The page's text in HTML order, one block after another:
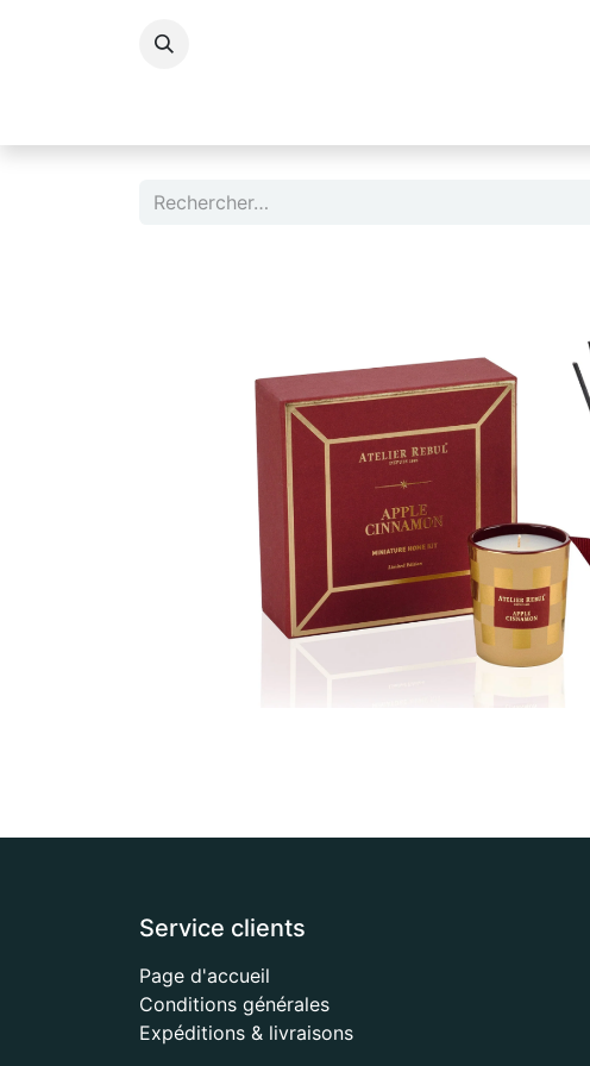
Service clients
Page d'accueil
Conditions générales
Expéditions & livraisons